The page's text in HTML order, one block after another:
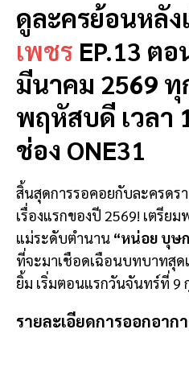
ดูละครย้อนหลัง
เพชร EP.13 ต
มีนาคม 2569
พฤหัสบดี เวลา
ช่อง ONE31
สิ้นสุดการรอคอยกับละครดร
เรื่องแรกของปี 2569! เตรีย
แม่ระดับตำนาน “หน่อย บุษ
ที่จะมาเชือดเฉือนบทบาทสุด
ยิ้ม เริ่มตอนแรกวันจันทร์ที่
รายละเอียดการออกอาก